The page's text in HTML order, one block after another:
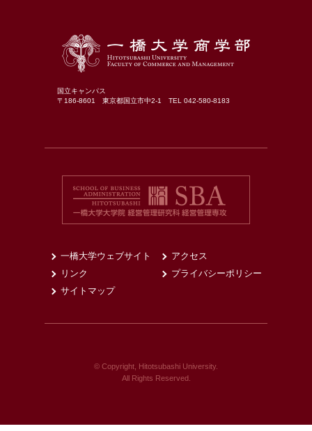
国立キャンパス
〒186-8601 東京都国立市中2-1 TEL 042-580-8183
© Copyright, Hitotsubashi University.
All Rights Reserved.
一橋大学ウェブサイト
アクセス
リンク
プライバシーポリシー
サイトマップ